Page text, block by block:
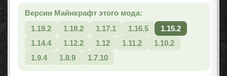
Версии Майнкрафт этого мода:
1.19.2
1.18.2 1.17.1 1.16.5
1.15.2
1.14.4
1.12.2 1.12 1.11.2
1.10.2
1.9.4
1.8.9 1.7.10